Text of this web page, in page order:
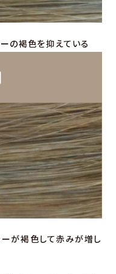
の褐色を抑えている
が褐色して赤みが増し